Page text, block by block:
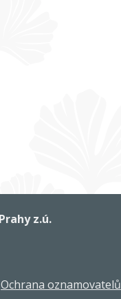
z.ú.
Ochrana oznamovatelů